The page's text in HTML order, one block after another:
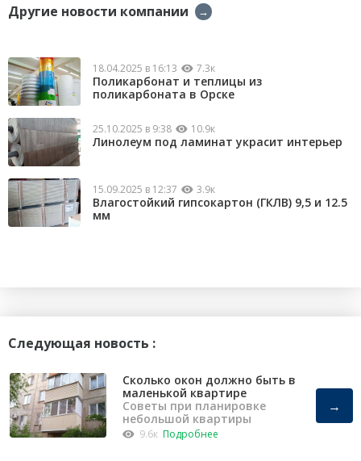
Другие новости компании →
18.04.2025 в 16:13 7.3к
Поликарбонат и теплицы из
поликарбоната в Орске
25.10.2025 в 9:38 10.9к
Линолеум под ламинат украсит интерьер
15.09.2025 в 12:37 3.9к
Влагостойкий гипсокартон (ГКЛВ) 9,5 и 12.5
мм
Следующая новость :
Сколько окон должно быть в
маленькой квартире
Советы при планировке
небольшой квартиры
9.6к Подробнее
→